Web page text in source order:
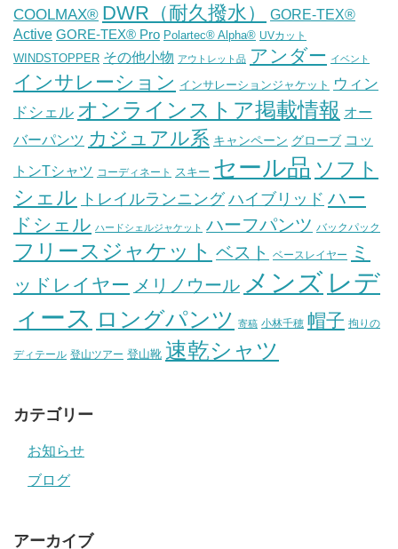
COOLMAX® DWR（耐久撥水）
GORE-TEX®
Active GORE-TEX® Pro Polartec® Alpha® UVカット
WINDSTOPPER その他小物 アウトレット品 アンダー イベント
インサレーション インサレーションジャケット ウィン
ドシェル オンラインストア掲載情報 オー
バーパンツ カジュアル系 キャンペーン グローブ コッ
トンTシャツ コーディネート スキー セール品 ソフト
シェル トレイルランニング ハイブリッド ハー
ドシェル ハードシェルジャケット ハーフパンツ バックパック
フリースジャケット ベスト ベースレイヤー
ミ
ッドレイヤー メリノウール メンズ レデ
ィース ロングパンツ 寄稿 小林千穂 帽子 拘りの
ディテール 登山ツアー 登山靴 速乾シャツ
カテゴリー
お知らせ
ブログ
アーカイブ